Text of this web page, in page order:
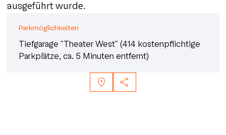
ausgeführt wurde.
Parkmöglichkeiten
Tiefgarage "Theater West" (414 kostenpflichtige
Parkplätze, ca. 5 Minuten entfernt)